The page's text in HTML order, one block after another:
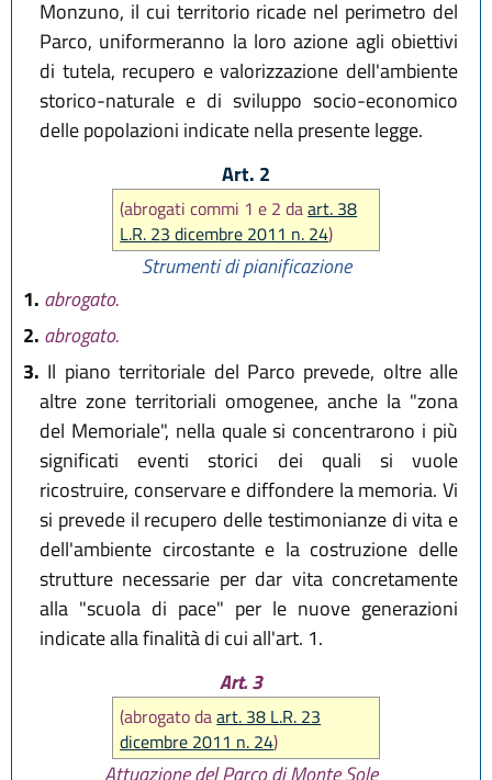
Monzuno, il cui territorio ricade nel perimetro del
Parco, uniformeranno la loro azione agli obiettivi
di tutela, recupero e valorizzazione dell'ambiente
storico-naturale e di sviluppo socio-economico
delle popolazioni indicate nella presente legge.
Art. 2
(abrogati commi 1 e 2 daart. 38
L.R. 23 dicembre 2011 n. 24)
Strumenti di pianificazione
1. abrogato.
2. abrogato.
3. Il piano territoriale del Parco prevede, oltre alle
altre zone territoriali omogenee, anche la "zona
del Memoriale", nella quale si concentrarono i più
significati eventi storici dei quali si vuole
ricostruire, conservare e diffondere la memoria. Vi
si prevede il recupero delle testimonianze di vita e
dell'ambiente circostante e la costruzione delle
strutture necessarie per dar vita concretamente
alla "scuola di pace" per le nuove generazioni
indicate alla finalità di cui all'art. 1.
Art. 3
(abrogato daart. 38 L.R. 23
dicembre 2011 n. 24)
Attuazione del Parco di Monte Sole